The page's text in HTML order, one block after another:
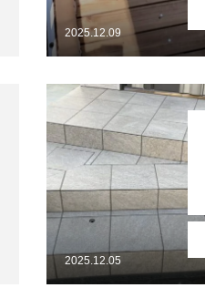
サイトマップ
2025.12.09
2025.12.05